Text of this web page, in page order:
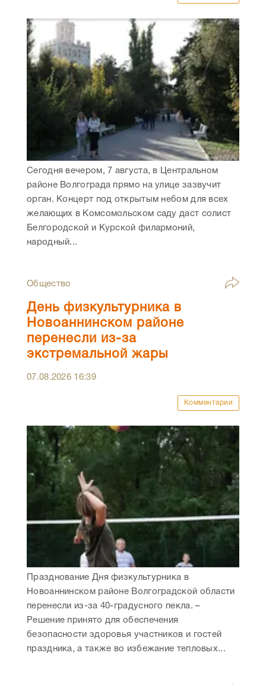
Сегодня вечером, 7 августа, в Центральном
районе Волгограда прямо на улице зазвучит
орган. Концерт под открытым небом для всех
желающих в Комсомольском саду даст солист
Белгородской и Курской филармоний,
народный...
Общество
День физкультурника в
Новоаннинском районе
перенесли из-за
экстремальной жары
07.08.2026 16:39
Комментарии
Празднование Дня физкультурника в
Новоаннинском районе Волгоградской области
перенесли из-за 40-градусного пекла. –
Решение принято для обеспечения
безопасности здоровья участников и гостей
праздника, а также во избежание тепловых...